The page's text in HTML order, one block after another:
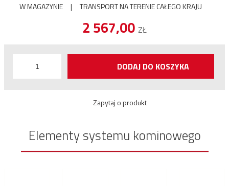
W MAGAZYNIE | TRANSPORT NA TERENIE CAŁEGO KRAJU
2 567,00 ZŁ
DODAJ DO KOSZYKA
Zapytaj o produkt
Elementy systemu kominowego